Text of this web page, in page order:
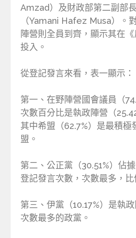
Amzad）及財政部第二副部
（Yamani Hafez Musa）。
陣營則全員到齊，顯示其在
投入。
從登記發言來看，表一顯示：
第一、在野陣營國會議員（
次數百分比是執政陣營（
其中希盟（62.7%）是最積極
盟。
第二、公正黨（30.51%）佔
登記發言次數，次數最多，比
第三、伊黨（10.17%）是執
次數最多的政黨。